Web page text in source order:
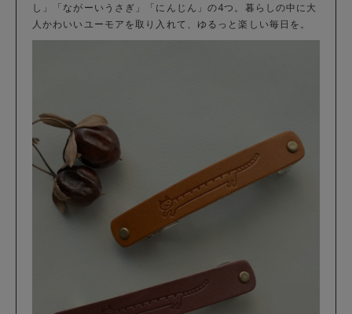
し」「ながーいうさぎ」「にんじん」の4つ。暮らしの中に大
人かわいいユーモアを取り入れて、ゆるっと楽しい毎日を。